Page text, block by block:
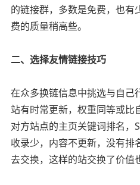
的链接群，多数是免费，也有
费的质量稍高些。
二、选择友情链接技巧
在众多换链信息中挑选与自己
站有时常更新，权重同等或比
对方站点的主页关键词排名，
收录少，内容不更新，没有排
去交换，这样的站交换了价值